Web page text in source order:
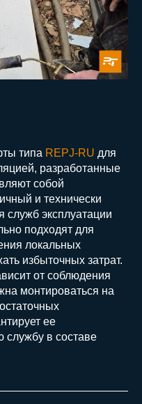
типа REPJ-RU для
разработанные
собой
и технически
служб эксплуатации
подходят для
локальных
избыточных затрат.
от соблюдения
монтироваться на
ее
службу в составе